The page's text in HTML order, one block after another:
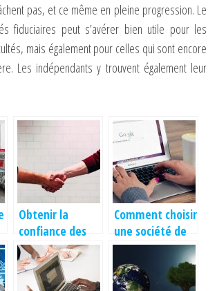
pas, et ce même en pleine progression. Le
fiduciaires peut s’avérer bien utile pour les
mais également pour celles qui sont encore
Les indépendants y trouvent également leur
Obtenir la
confiance des
clients sur votre
entreprise
Comment choisir
une société de
sourcing ?